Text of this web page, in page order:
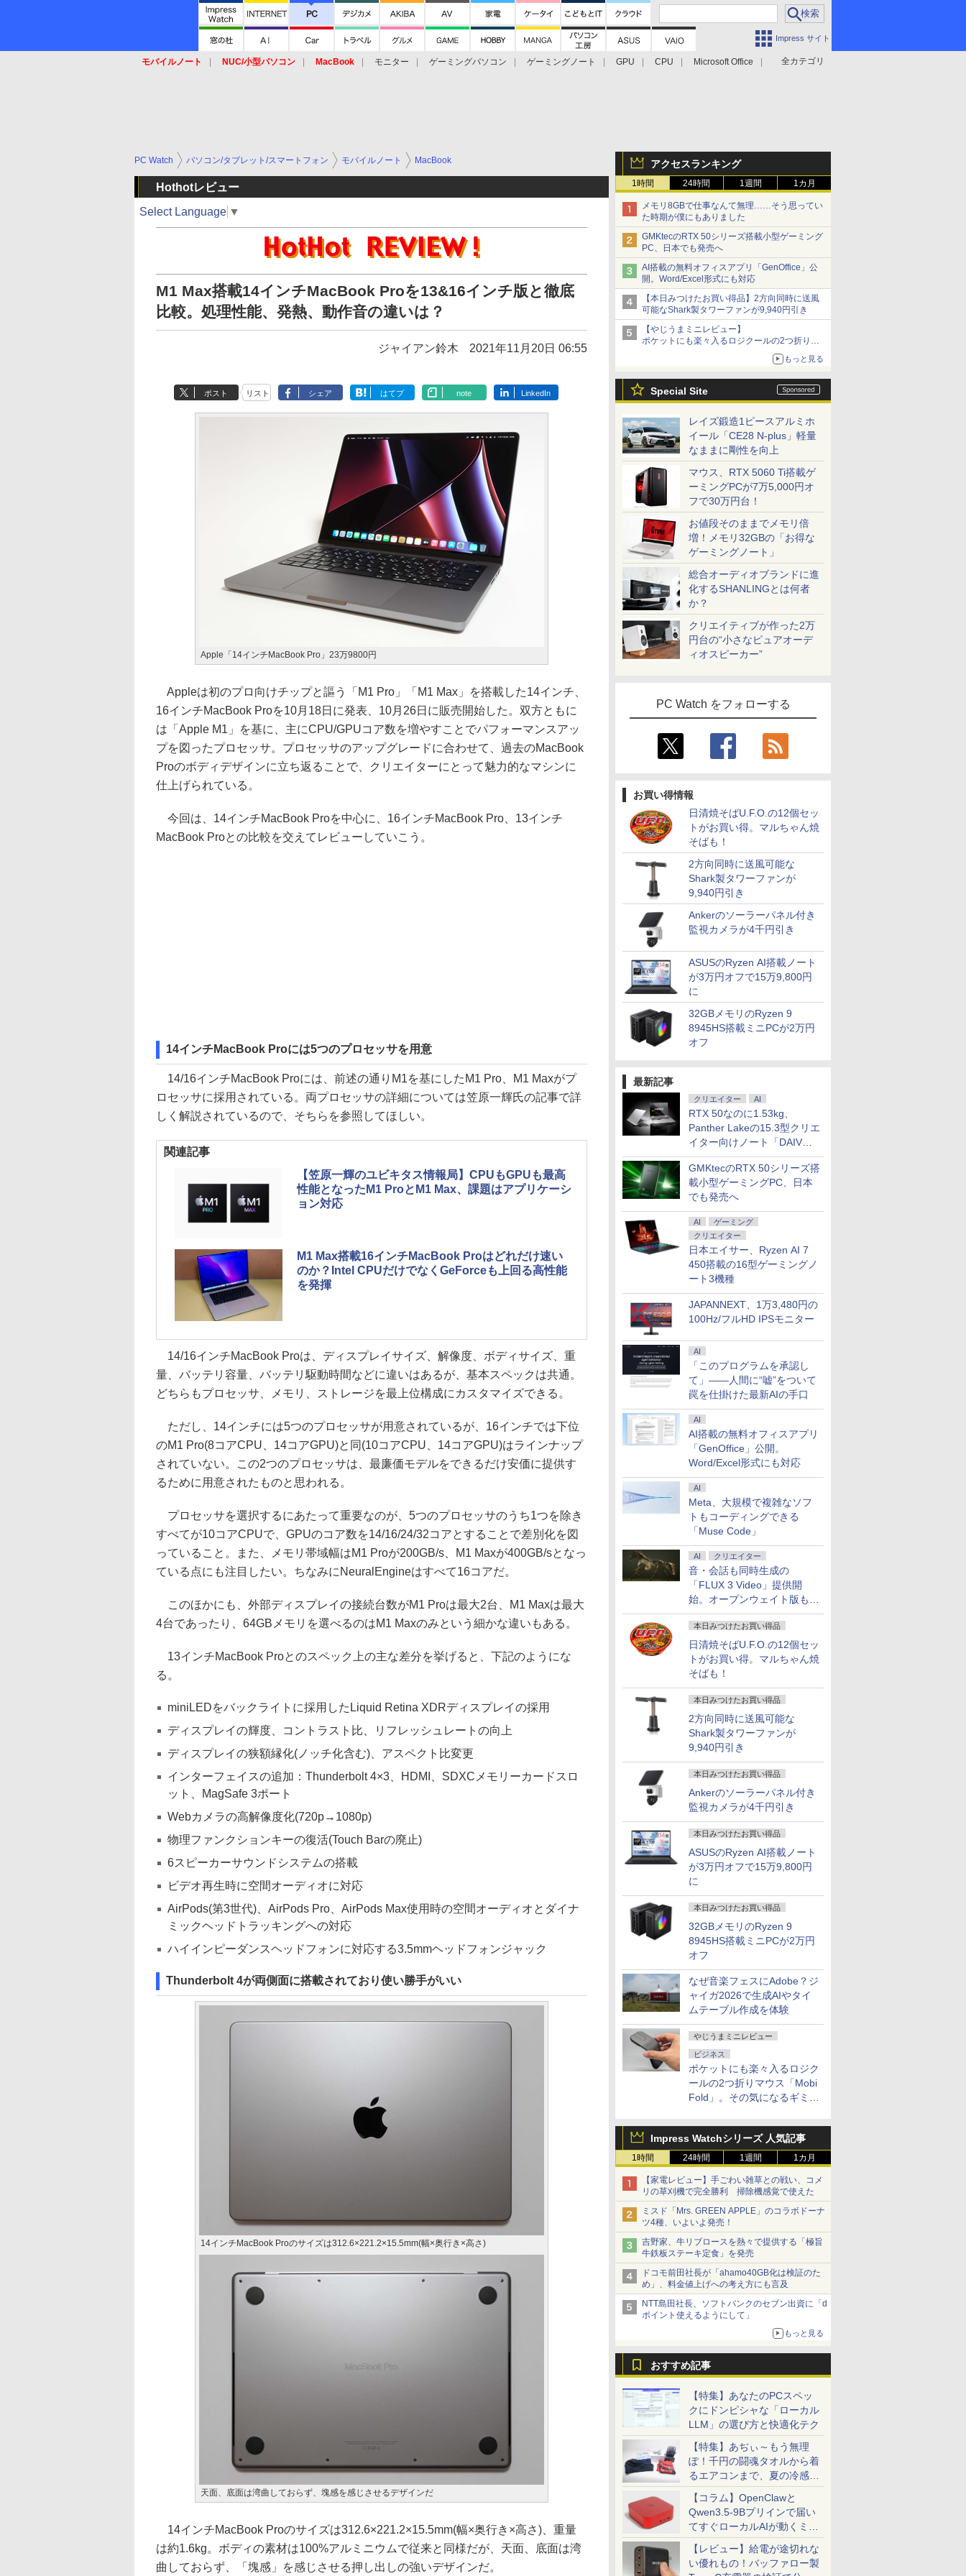
Impress サイト
全カテゴリ
モバイルノート NUC/小型パソコン MacBook モニター ゲーミングパソコン ゲーミングノート GPU CPU
Microsoft Office
アクセスランキング
1時間 24時間 1週間 1カ月
メモリ8GBで仕事なんて無理……そう思ってい
た時期が僕にもありました
GMKtecのRTX 50シリーズ搭載小型ゲーミング
PC、日本でも発売へ
AI搭載の無料オフィスアプリ「GenOffice」公
開。Word/Excel形式にも対応
【本日みつけたお買い得品】2方向同時に送風
可能なShark製タワーファンが9,940円引き
【やじうまミニレビュー】
ポケットにも楽々入るロジクールの2つ折りマ
ウス「Mobi Fold」。その気になるギミックと
もっと見る
Special Site
レイズ鍛造1ピースアルミホ
イール「CE28 N-plus」軽量
なままに剛性を向上
マウス、RTX 5060 Ti搭載ゲ
ーミングPCが7万5,000円オ
フで30万円台！
お値段そのままでメモリ倍
増！メモリ32GBの「お得な
ゲーミングノート」
総合オーディオブランドに進
化するSHANLINGとは何者
か？
クリエイティブが作った2万
円台の“小さなピュアオーデ
ィオスピーカー”
PC Watch をフォローする
お買い得情報
日清焼そばU.F.O.の12個セッ
トがお買い得。マルちゃん焼
そばも！
2方向同時に送風可能な
Shark製タワーファンが
9,940円引き
Ankerのソーラーパネル付き
監視カメラが4千円引き
ASUSのRyzen AI搭載ノート
が3万円オフで15万9,800円
に
32GBメモリのRyzen 9
8945HS搭載ミニPCが2万円
オフ
最新記事
クリエイター AI
RTX 50なのに1.53kg、
Panther Lakeの15.3型クリエ
イター向けノート「DAIV
Z5」
GMKtecのRTX 50シリーズ搭
載小型ゲーミングPC、日本
でも発売へ
AI
ゲーミング
クリエイター
日本エイサー、Ryzen AI 7
450搭載の16型ゲーミングノ
ート3機種
JAPANNEXT、1万3,480円の
100Hz/フルHD IPSモニター
AI
「このプログラムを承認し
て」――人間に“嘘”をついて
罠を仕掛けた最新AIの手口
AI
AI搭載の無料オフィスアプリ
「GenOffice」公開。
Word/Excel形式にも対応
AI
Meta、大規模で複雑なソフ
トもコーディングできる
「Muse Code」
AI クリエイター
音・会話も同時生成の
「FLUX 3 Video」提供開
始。オープンウェイト版も計
画
本日みつけたお買い得品
日清焼そばU.F.O.の12個セッ
トがお買い得。マルちゃん焼
そばも！
本日みつけたお買い得品
2方向同時に送風可能な
Shark製タワーファンが
9,940円引き
本日みつけたお買い得品
Ankerのソーラーパネル付き
監視カメラが4千円引き
本日みつけたお買い得品
ASUSのRyzen AI搭載ノート
が3万円オフで15万9,800円
に
本日みつけたお買い得品
32GBメモリのRyzen 9
8945HS搭載ミニPCが2万円
オフ
なぜ音楽フェスにAdobe？ジ
ャイガ2026で生成AIやタイ
ムテーブル作成を体験
やじうまミニレビュー
ビジネス
ポケットにも楽々入るロジク
ールの2つ折りマウス「Mobi
Fold」。その気になるギミッ
Impress Watchシリーズ 人気記事
1時間 24時間 1週間 1カ月
【家電レビュー】手ごわい雑草との戦い、コメ
リの草刈機で完全勝利 掃除機感覚で使えた
ミスド「Mrs. GREEN APPLE」のコラボドーナ
ツ4種、いよいよ発売！
吉野家、牛リブロースを熱々で提供する「極旨
牛鉄板ステーキ定食」を発売
ドコモ前田社長が「ahamo40GB化は検証のた
め」、料金値上げへの考え方にも言及
NTT島田社長、ソフトバンクのセブン出資に「d
ポイント使えるようにして」
もっと見る
おすすめ記事
【特集】あなたのPCスペッ
クにドンピシャな「ローカル
LLM」の選び方と快適化テク
【特集】あぢぃ～もう無理
ぽ！千円の闘魂タオルから着
るエアコンまで、夏の冷感グ
ッズ一挙紹介
【コラム】OpenClawと
Qwen3.5-9Bプリインで届い
てすぐローカルAIが動くミニ
PC「SER9 Pro」
【レビュー】給電が途切れな
い優れもの！バッファロー製
PC Watch パソコン/タブレット/スマートフォン モバイルノート MacBook
Hothotレビュー
Select Language ▼
M1 Max搭載14インチMacBook Proを13&16インチ版と徹底
比較。処理性能、発熱、動作音の違いは？
ジャイアン鈴木 2021年11月20日 06:55
ポスト リスト シェア はてブ note LinkedIn
Apple「14インチMacBook Pro」23万9800円
Appleは初のプロ向けチップと謳う「M1 Pro」「M1 Max」を搭載した14インチ、
16インチMacBook Proを10月18日に発表、10月26日に販売開始した。双方ともに
は「Apple M1」を基に、主にCPU/GPUコア数を増やすことでパフォーマンスアッ
プを図ったプロセッサ。プロセッサのアップグレードに合わせて、過去のMacBook
Proのボディデザインに立ち返ることで、クリエイターにとって魅力的なマシンに
仕上げられている。
今回は、14インチMacBook Proを中心に、16インチMacBook Pro、13インチ
MacBook Proとの比較を交えてレビューしていこう。
14インチMacBook Proには5つのプロセッサを用意
14/16インチMacBook Proには、前述の通りM1を基にしたM1 Pro、M1 Maxがプ
ロセッサに採用されている。両プロセッサの詳細については笠原一輝氏の記事で詳
しく解説されているので、そちらを参照してほしい。
関連記事
【笠原一輝のユビキタス情報局】CPUもGPUも最高
性能となったM1 ProとM1 Max、課題はアプリケーシ
ョン対応
M1 Max搭載16インチMacBook Proはどれだけ速い
のか？Intel CPUだけでなくGeForceも上回る高性能
を発揮
14/16インチMacBook Proは、ディスプレイサイズ、解像度、ボディサイズ、重
量、バッテリ容量、バッテリ駆動時間などに違いはあるが、基本スペックは共通。
どちらもプロセッサ、メモリ、ストレージを最上位構成にカスタマイズできる。
ただし、14インチには5つのプロセッサが用意されているが、16インチでは下位
のM1 Pro(8コアCPU、14コアGPU)と同(10コアCPU、14コアGPU)はラインナップ
されていない。この2つのプロセッサは、最廉価モデルをできるだけ安価に提供す
るために用意されたものと思われる。
プロセッサを選択するにあたって重要なのが、5つのプロセッサのうち1つを除き
すべてが10コアCPUで、GPUのコア数を14/16/24/32コアとすることで差別化を図
っていること。また、メモリ帯域幅はM1 Proが200GB/s、M1 Maxが400GB/sとなっ
ている点にも注目したい。ちなみにNeuralEngineはすべて16コアだ。
このほかにも、外部ディスプレイの接続台数がM1 Proは最大2台、M1 Maxは最大
4台であったり、64GBメモリを選べるのはM1 Maxのみという細かな違いもある。
13インチMacBook Proとのスペック上の主な差分を挙げると、下記のようにな
る。
miniLEDをバックライトに採用したLiquid Retina XDRディスプレイの採用
ディスプレイの輝度、コントラスト比、リフレッシュレートの向上
ディスプレイの狭額縁化(ノッチ化含む)、アスペクト比変更
インターフェイスの追加：Thunderbolt 4×3、HDMI、SDXCメモリーカードスロ
ット、MagSafe 3ポート
Webカメラの高解像度化(720p→1080p)
物理ファンクションキーの復活(Touch Barの廃止)
6スピーカーサウンドシステムの搭載
ビデオ再生時に空間オーディオに対応
AirPods(第3世代)、AirPods Pro、AirPods Max使用時の空間オーディオとダイナ
ミックヘッドトラッキングへの対応
ハイインピーダンスヘッドフォンに対応する3.5mmヘッドフォンジャック
Thunderbolt 4が両側面に搭載されており使い勝手がいい
14インチMacBook Proのサイズは312.6×221.2×15.5mm(幅×奥行き×高さ)
天面、底面は湾曲しておらず、塊感を感じさせるデザインだ
14インチMacBook Proのサイズは312.6×221.2×15.5mm(幅×奥行き×高さ)、重量
は約1.6kg。ボディの素材は100%アルミニウムで従来と同様だが、天面、底面は湾
曲しておらず、「塊感」を感じさせる押し出しの強いデザインだ。